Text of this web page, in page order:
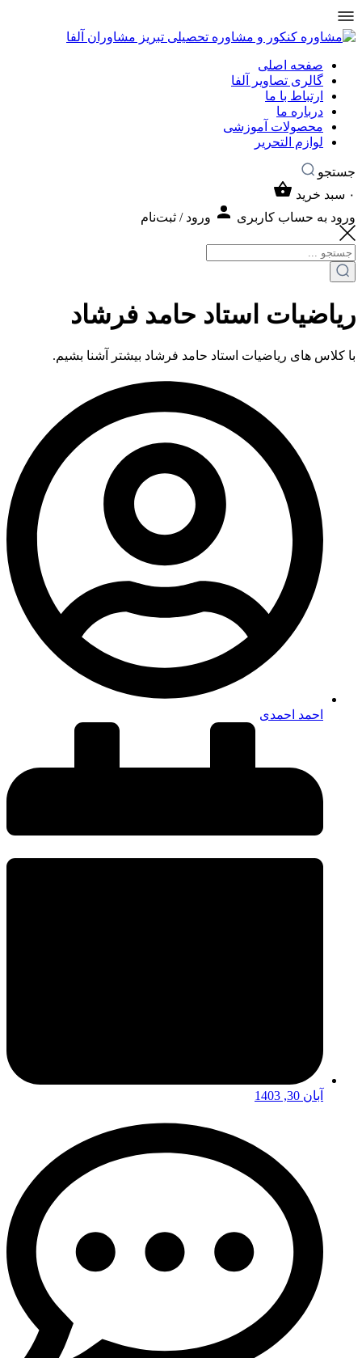
صفحه اصلی
گالری تصاویر آلفا
ارتباط با ما
درباره ما
محصولات آموزشی
لوازم التحریر
جستجو
۰ سبد خرید
ورود به حساب کاربری
ورود / ثبت‌نام
ریاضیات استاد حامد فرشاد
با کلاس های ریاضیات استاد حامد فرشاد بیشتر آشنا بشیم.
احمد احمدی
آبان 30, 1403